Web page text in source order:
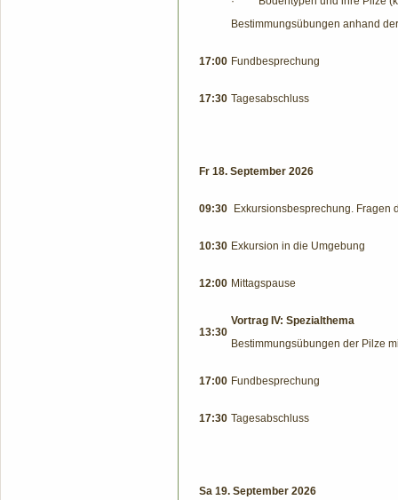
Bestimmungsübungen anhand
17:00 Fundbesprechung
17:30 Tagesabschluss
Fr 18. September 2026
09:30 Exkursionsbesprechung. Fragen
10:30 Exkursion in die Umgebung
12:00 Mittagspause
13:30
Vortrag IV: Spezialthema
Bestimmungsübungen der Pilze
17:00 Fundbesprechung
17:30 Tagesabschluss
Sa 19. September 2026